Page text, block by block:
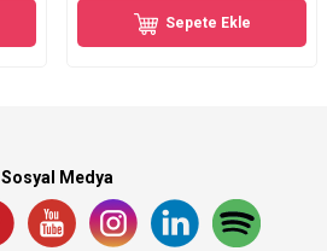
Sepete Ekle
Sosyal Medya